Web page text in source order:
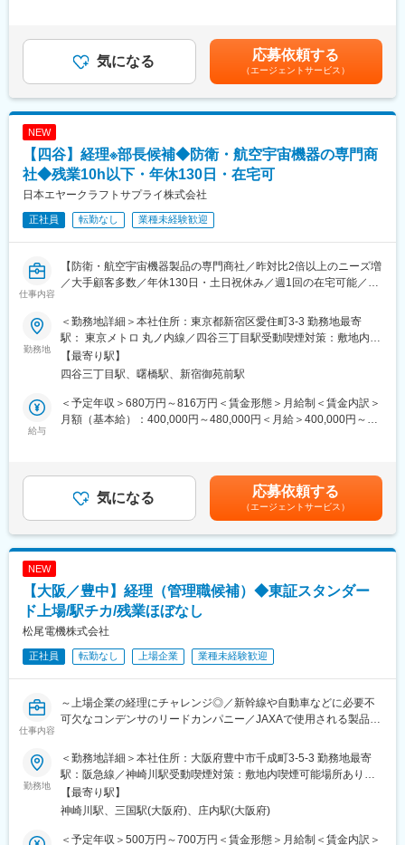
・中堅社員向け：現場マネジメント研修、予算管理・資産管理研
修、能力アップ研修、他
・管理職向け：管理職研修、他
変更の範囲：会社の定める業務
資金調達、運用、管理／金融機関折衝、社内折衝など
・単体決算、連結決算業務
月次決算／四半期・年次連結決算／開示資料作成／各種監査（監
■魅力点
グループ会社を含めた財務経理部門でのローテーションを通し
て、単体決算業務を軸に、財務や税務など幅広い業務に挑戦する
環境があり、市場価値の高いスキルを磨くことができます。創業
■働く環境
・月10日以内リモート可
・年間休日124日、ディスカバリ―休暇（勤続５年毎に５日間の
連続休暇を付与。手当5万円を支給）などの制度があります。
・資格支援制度や研修支援制度などご自身のスキルを広げられる
制度が整っています。
■組織構成
名、税務7名、債権債務11名
までも目安の金額であり、選考を通じて上下する可能性がありま
す。月給(月額)は固定手当を含めた表記です。
気になる 応募依頼する
（エージェントサービス）
NEW
【四谷】経理※部長候補◆防衛・航空宇宙機器の専門商
社◆残業10h以下・年休130日・在宅可
日本エヤークラフトサプライ株式会社
正社員 転勤なし 業種未経験歓迎
仕事内容
【防衛・航空宇宙機器製品の専門商社／昨対比2倍以上のニーズ増
／大手顧客多数／年休130日・土日祝休み／週1回の在宅可能／月
■採用背景：
これまで管理部部長が経理、総務の管理を兼任していたが、7月よ
り経理の組織を総務と分けることになり、新たに経理のマネジメ
ントをご担当いただける方を採用したく募集いたします。
■業務概要：
・主に防衛省及び防衛関連製造メーカを顧客とする当社にて、事
・日本エヤークラフトサプライ全拠点（東京本社、名古屋、大
阪、那須塩原工場）の経理全般を見ていただきます。
・将来的に経理部長を目指していただくポジションとなります。
取りまとめていただきます。
・月次・四半期・年次決算の実務、統括
・税理士事務所対応
・経理オペレーション改善、内部統制の整備
※商社の性質上、仕入先は海外となるため英語には触れていただき
■組織構成：
成されております。
■当社について：
・当社は防衛・航空宇宙機器の部品の専門商社機能に加え、製造
請負までを一括に担う機能を有する企業です。主要顧客は防衛省
のほか、警察や発電所や空港等となります。
勤務地
＜勤務地詳細＞本社住所：東京都新宿区愛住町3-3 勤務地最寄
駅： 東京メトロ 丸ノ内線／四谷三丁目駅受動喫煙対策：敷地内喫
煙可能場所あり変更の範囲：無
【最寄り駅】
四谷三丁目駅、曙橋駅、新宿御苑前駅
給与
＜予定年収＞680万円～816万円＜賃金形態＞月給制＜賃金内訳＞
月額（基本給）：400,000円～480,000円＜月給＞400,000円～
ます。月給(月額)は固定手当を含めた表記です。
気になる 応募依頼する
（エージェントサービス）
NEW
【大阪／豊中】経理（管理職候補）◆東証スタンダー
ド上場/駅チカ/残業ほぼなし
松尾電機株式会社
正社員 転勤なし 上場企業 業種未経験歓迎
仕事内容
～上場企業の経理にチャレンジ◎／新幹線や自動車などに必要不
可欠なコンデンサのリードカンパニー／JAXAで使用される製品あ
■職務内容：
当社の経理部門にて管理職候補として日常的な会計処理から決算
業務、開示資料作成、監査法人や金融機関対応、部門計画立案や
メンバーマネジメントまで幅広く担当いただきます。将来的には
経営方針に基づく投資計画の策定・推進にも関与し、経理の枠を
勤務地
＜勤務地詳細＞本社住所：大阪府豊中市千成町3-5-3 勤務地最寄
駅：阪急線／神崎川駅受動喫煙対策：敷地内喫煙可能場所あり変
更の範囲：会社の定める事業所
【最寄り駅】
神崎川駅、三国駅(大阪府)、庄内駅(大阪府)
＜予定年収＞500万円～700万円＜賃金形態＞月給制＜賃金内訳＞